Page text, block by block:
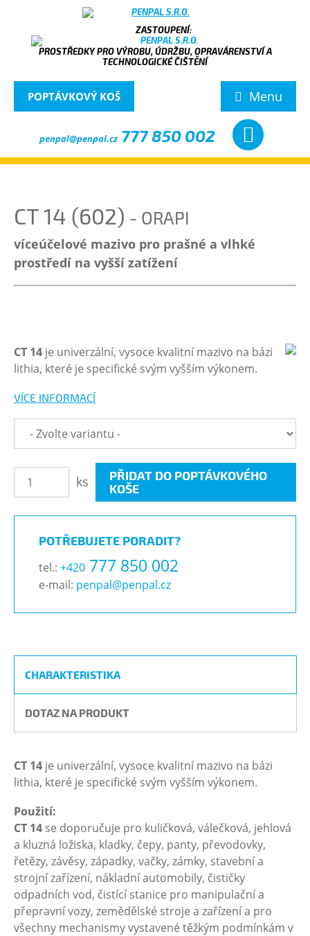
PROSTŘEDKY PRO VÝROBU, ÚDRŽBU, OPRAVÁRENSTVÍ A
TECHNOLOGICKÉ ČIŠTĚNÍ
Menu
POPTÁVKOVÝ KOŠ
penpal@penpal.cz 777 850 002
CT 14 (602) - ORAPI
víceúčelové mazivo pro prašné a vlhké
prostředí na vyšší zatížení
CT 14 je univerzální, vysoce kvalitní mazivo na bázi
lithia, které je specifické svým vyšším výkonem.
VÍCE INFORMACÍ
ks
PŘIDAT DO POPTÁVKOVÉHO
KOŠE
POTŘEBUJETE PORADIT?
tel.: +420 777 850 002
e-mail: penpal@penpal.cz
CHARAKTERISTIKA
DOTAZ NA PRODUKT
CT 14 je univerzální, vysoce kvalitní mazivo na bázi
lithia, které je specifické svým vyšším výkonem.
Použití:
CT 14 se doporučuje pro kuličková, válečková, jehlová
a kluzná ložiska, kladky, čepy, panty, převodovky,
řetězy, závěsy, západky, vačky, zámky, stavební a
strojní zařízení, nákladní automobily, čističky
odpadních vod, čistící stanice pro manipulační a
přepravní vozy, zemědělské stroje a zařízení a pro
všechny mechanismy vystavené těžkým podmínkám v